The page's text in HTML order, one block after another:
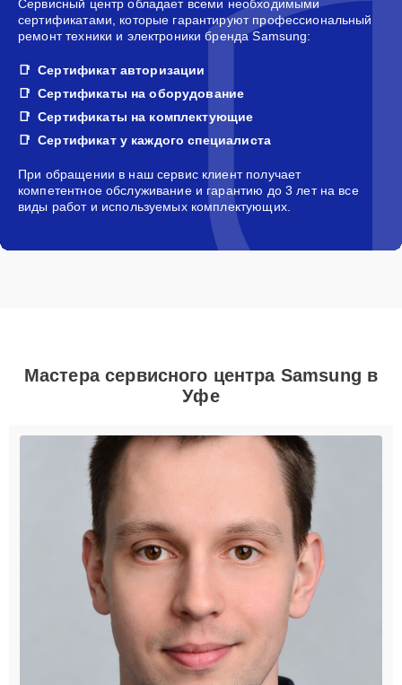
Сервисный центр обладает всеми необходимыми
сертификатами, которые гарантируют профессиональный
ремонт техники и электроники бренда Samsung:
Сертификат авторизации
Сертификаты на оборудование
Сертификаты на комплектующие
Сертификат у каждого специалиста
При обращении в наш сервис клиент получает
компетентное обслуживание и гарантию до 3 лет на все
виды работ и используемых комплектующих.
Мастера сервисного центра Samsung в
Уфе